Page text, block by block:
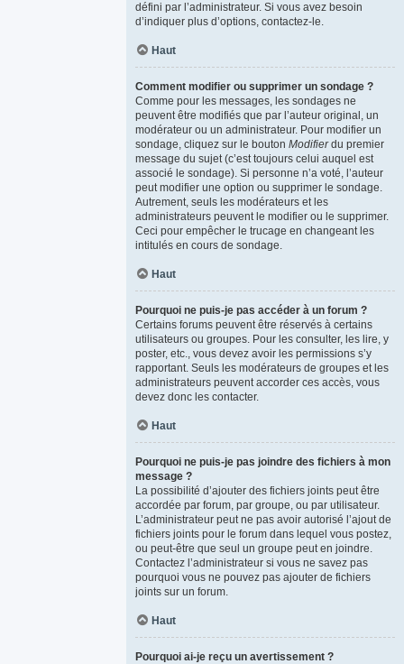
défini par l’administrateur. Si vous avez besoin
d’indiquer plus d’options, contactez-le.
Haut
Comment modifier ou supprimer un sondage ?
Comme pour les messages, les sondages ne
peuvent être modifiés que par l’auteur original, un
modérateur ou un administrateur. Pour modifier un
sondage, cliquez sur le bouton Modifierdu premier
message du sujet (c’est toujours celui auquel est
associé le sondage). Si personne n’a voté, l’auteur
peut modifier une option ou supprimer le sondage.
Autrement, seuls les modérateurs et les
administrateurs peuvent le modifier ou le supprimer.
Ceci pour empêcher le trucage en changeant les
intitulés en cours de sondage.
Haut
Pourquoi ne puis-je pas accéder à un forum ?
Certains forums peuvent être réservés à certains
utilisateurs ou groupes. Pour les consulter, les lire, y
poster, etc., vous devez avoir les permissions s’y
rapportant. Seuls les modérateurs de groupes et les
administrateurs peuvent accorder ces accès, vous
devez donc les contacter.
Haut
Pourquoi ne puis-je pas joindre des fichiers à mon
message ?
La possibilité d’ajouter des fichiers joints peut être
accordée par forum, par groupe, ou par utilisateur.
L’administrateur peut ne pas avoir autorisé l’ajout de
fichiers joints pour le forum dans lequel vous postez,
ou peut-être que seul un groupe peut en joindre.
Contactez l’administrateur si vous ne savez pas
pourquoi vous ne pouvez pas ajouter de fichiers
joints sur un forum.
Haut
Pourquoi ai-je reçu un avertissement ?